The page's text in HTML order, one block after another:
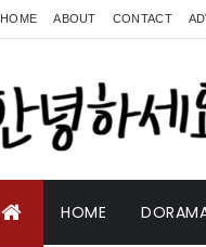
HOME ABOUT CONTACT
HOME